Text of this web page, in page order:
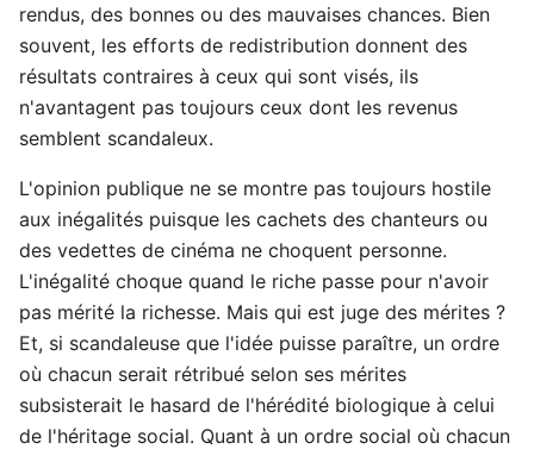
rendus, des bonnes ou des mauvaises chances. Bien
souvent, les efforts de redistribution donnent des
résultats contraires à ceux qui sont visés, ils
n'avantagent pas toujours ceux dont les revenus
semblent scandaleux.
L'opinion publique ne se montre pas toujours hostile
aux inégalités puisque les cachets des chanteurs ou
des vedettes de cinéma ne choquent personne.
L'inégalité choque quand le riche passe pour n'avoir
pas mérité la richesse. Mais qui est juge des mérites ?
Et, si scandaleuse que l'idée puisse paraître, un ordre
où chacun serait rétribué selon ses mérites
subsisterait le hasard de l'hérédité biologique à celui
de l'héritage social. Quant à un ordre social où chacun